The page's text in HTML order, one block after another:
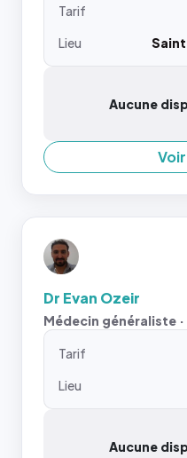
Tarif
Lieu
Aucune
Dr Evan Ozeir
Médecin généraliste ·
Tarif
Lieu
Aucune